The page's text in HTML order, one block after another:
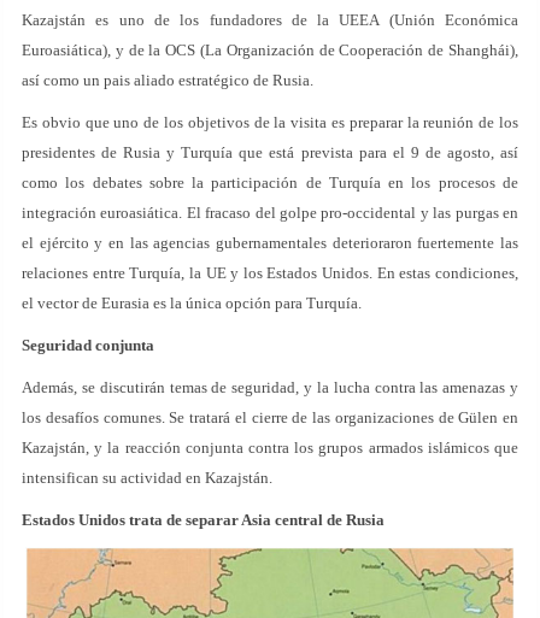
Kazajstán es uno de los fundadores de la UEEA (Unión Económica
Euroasiática), y de la OCS (La Organización de Cooperación de Shanghái),
así como un pais aliado estratégico de Rusia.
Es obvio que uno de los objetivos de la visita es preparar la reunión de los
presidentes de Rusia y Turquía que está prevista para el 9 de agosto, así
como los debates sobre la participación de Turquía en los procesos de
integración euroasiática. El fracaso del golpe pro-occidental y las purgas en
el ejército y en las agencias gubernamentales deterioraron fuertemente las
relaciones entre Turquía, la UE y los Estados Unidos. En estas condiciones,
el vector de Eurasia es la única opción para Turquía.
Seguridad conjunta
Además, se discutirán temas de seguridad, y la lucha contra las amenazas y
los desafíos comunes. Se tratará el cierre de las organizaciones de Gülen en
Kazajstán, y la reacción conjunta contra los grupos armados islámicos que
intensifican su actividad en Kazajstán.
Estados Unidos trata de separar Asia central de Rusia